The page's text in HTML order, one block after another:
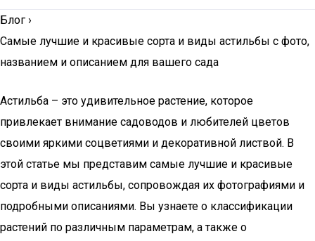
Блог ›
Самые лучшие и красивые сорта и виды астильбы с фото,
названием и описанием для вашего сада
Астильба – это удивительное растение, которое
привлекает внимание садоводов и любителей цветов
своими яркими соцветиями и декоративной листвой. В
этой статье мы представим самые лучшие и красивые
сорта и виды астильбы, сопровождая их фотографиями и
подробными описаниями. Вы узнаете о классификации
растений по различным параметрам, а также о